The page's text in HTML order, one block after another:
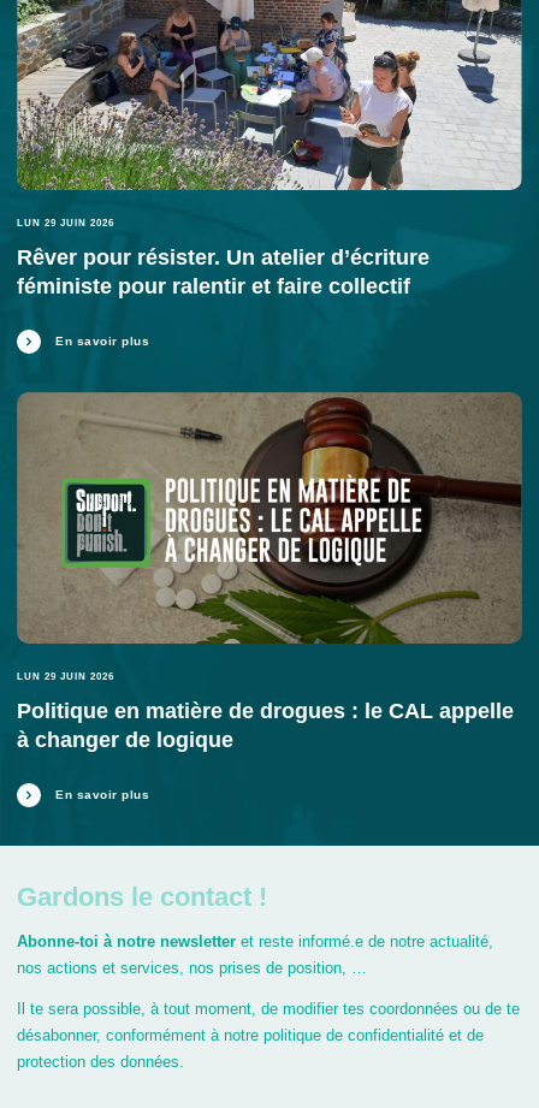
LUN 29 JUIN 2026
Rêver pour résister. Un atelier d’écriture
féministe pour ralentir et faire collectif
En savoir plus
LUN 29 JUIN 2026
Politique en matière de drogues : le CAL appelle
à changer de logique
En savoir plus
Gardons le contact !
Abonne-toi à notre newsletter et reste informé.e de notre actualité,
nos actions et services, nos prises de position, …
Il te sera possible, à tout moment, de modifier tes coordonnées ou de te
désabonner, conformément à notre politique de confidentialité et de
protection des données.